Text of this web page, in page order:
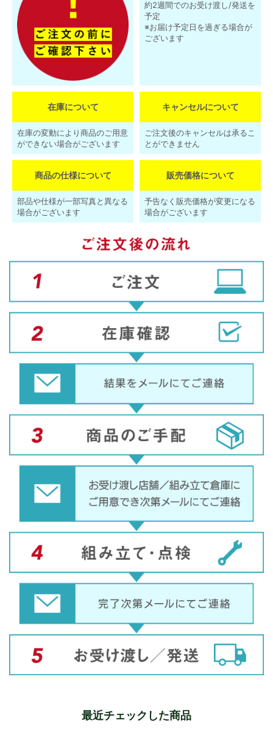
約2週間でのお受け渡し/発送を
予定
※お届け予定日を過ぎる場合が
ございます
在庫について
在庫の変動により商品のご用意
ができない場合がございます
キャンセルについて
ご注文後のキャンセルは承るこ
とができません
商品の仕様について
部品や仕様が一部写真と異なる
場合がございます
販売価格について
予告なく販売価格が変更になる
場合がございます
最近チェックした商品